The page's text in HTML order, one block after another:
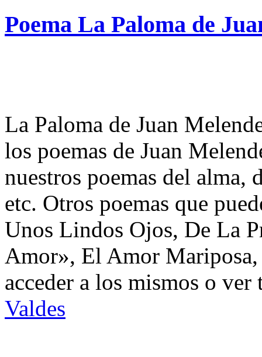
Poema La Paloma de
La Paloma de Juan
los poemas de Juan
nuestros poemas del alma,
etc. Otros poemas que
Unos Lindos Ojos, De La
Amor», El Amor
acceder a los mismos o
Valdes